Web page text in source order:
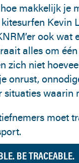
makkelijk je
Kevin
ook
alles om
zich niet
onrust,
waarin
moet
BE TRACEABLE.